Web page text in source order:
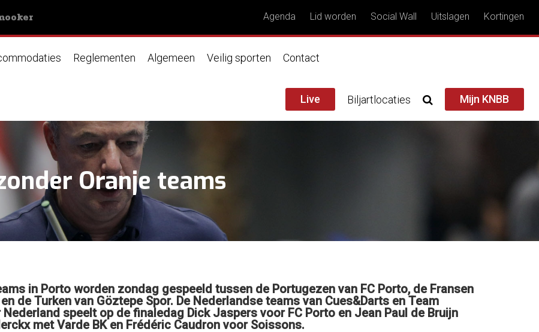
Agenda Lid worden Social Wall Uitslagen Kortingen
Reglementen Algemeen Veilig sporten Contact
Live Biljartlocaties Mijn KNBB
Oranje teams
in Porto worden zondag gespeeld tussen de Portugezen van FC Porto, de Fransen
de Turken van Göztepe Spor. De Nederlandse teams van Cues&Darts en Team
speelt op de finaledag Dick Jaspers voor FC Porto en Jean Paul de Bruijn
met Varde BK en Frédéric Caudron voor Soissons.